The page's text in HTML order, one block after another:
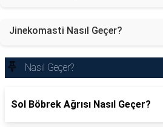
Jinekomasti Nasıl Geçer?
Nasıl Geçer?
Sol Böbrek Ağrısı Nasıl Geçer?